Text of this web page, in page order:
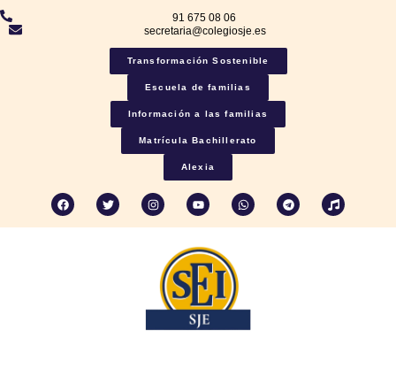
91 675 08 06
secretaria@colegiosje.es
Transformación Sostenible
Escuela de familias
Información a las familias
Matrícula Bachillerato
Alexia